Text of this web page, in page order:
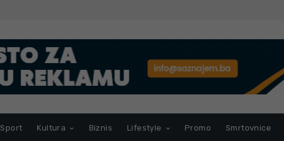
Sport Kultura Biznis Lifestyle Promo Smrtovnice